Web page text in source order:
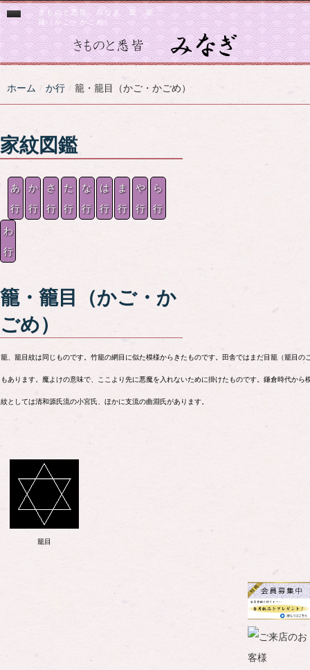
きものと悉皆 みなぎ 籠・籠
目（かご・かごめ）
HOME
悉皆とは
着物の販売・仕立て
着物の修理
着物のご相談
修理の料金
再利用の料金
よくある質問
お問い合わせ
ホーム / か行 / 籠・籠目（かご・かごめ）
家紋図鑑
あ
行
か
行
さ
行
た
行
な
行
は
行
ま
行
や
行
ら
行
わ
行
籠・籠目（かご・か
ごめ）
籠、籠目紋は同じものです。竹籠の網目に似た模様からきたものです。田舎ではまだ目籠（籠目の
もあります。魔よけの意味で、ここより先に悪魔を入れないために掛けたものです。鎌倉時代から
紋としては清和源氏流の小宮氏、ほかに支流の曲淵氏があります。
籠目